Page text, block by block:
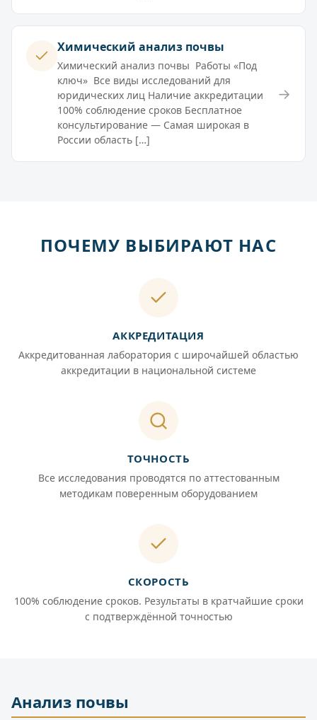
Химический анализ почвы
Химический анализ почвы Работы «Под
ключ» Все виды исследований для
юридических лиц Наличие аккредитации
100% соблюдение сроков Бесплатное
консультирование — Самая широкая в
России область […]
→
ПОЧЕМУ ВЫБИРАЮТ НАС
АККРЕДИТАЦИЯ
Аккредитованная лаборатория с широчайшей областью
аккредитации в национальной системе
ТОЧНОСТЬ
Все исследования проводятся по аттестованным
методикам поверенным оборудованием
СКОРОСТЬ
100% соблюдение сроков. Результаты в кратчайшие сроки
с подтверждённой точностью
Анализ почвы